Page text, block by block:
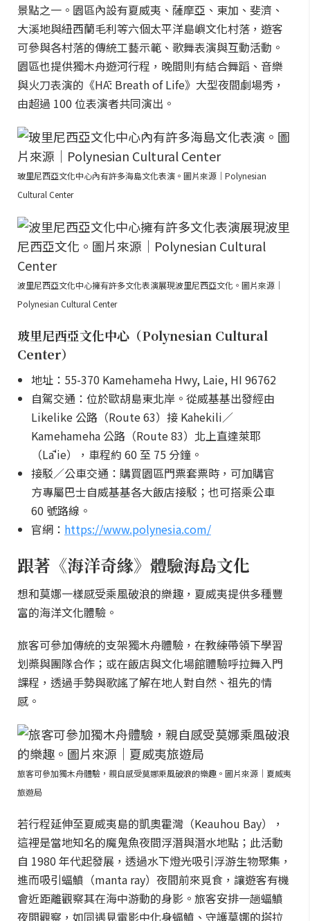
景點之一。園區內設有夏威夷、薩摩亞、東加、斐濟、
大溪地與紐西蘭毛利等六個太平洋島嶼文化村落，遊客
可參與各村落的傳統工藝示範、歌舞表演與互動活動。
園區也提供獨木舟遊河行程，晚間則有結合舞蹈、音樂
與火刀表演的《HĀ: Breath of Life》大型夜間劇場秀，
由超過 100 位表演者共同演出。
玻里尼西亞文化中心內有許多海島文化表演。圖片來源｜Polynesian
Cultural Center
波里尼西亞文化中心擁有許多文化表演展現波里尼西亞文化。圖片來源｜
Polynesian Cultural Center
玻里尼西亞文化中心（Polynesian Cultural
Center）
地址：55-370 Kamehameha Hwy, Laie, HI 96762
自駕交通：位於歐胡島東北岸。從威基基出發經由
Likelike 公路（Route 63）接 Kahekili／
Kamehameha 公路（Route 83）北上直達萊耶
（Lāʻie），車程約 60 至 75 分鐘。
接駁／公車交通：購買園區門票套票時，可加購官
方專屬巴士自威基基各大飯店接駁；也可搭乘公車
60 號路線。
官網： https://www.polynesia.com/
跟著《海洋奇緣》體驗海島文化
想和莫娜一樣感受乘風破浪的樂趣，夏威夷提供多種豐
富的海洋文化體驗。
旅客可參加傳統的支架獨木舟體驗，在教練帶領下學習
划槳與團隊合作；或在飯店與文化場館體驗呼拉舞入門
課程，透過手勢與歌謠了解在地人對自然、祖先的情
感。
旅客可參加獨木舟體驗，親自感受莫娜乘風破浪的樂趣。圖片來源｜夏威夷
旅遊局
若行程延伸至夏威夷島的凱奧霍灣（Keauhou Bay），
這裡是當地知名的魔鬼魚夜間浮潛與潛水地點；此活動
自 1980 年代起發展，透過水下燈光吸引浮游生物聚集，
進而吸引蝠鱝（manta ray）夜間前來覓食，讓遊客有機
會近距離觀察其在海中游動的身影。旅客安排一趟蝠鱝
夜間觀察，如同遇見電影中化身蝠鱝、守護莫娜的塔拉